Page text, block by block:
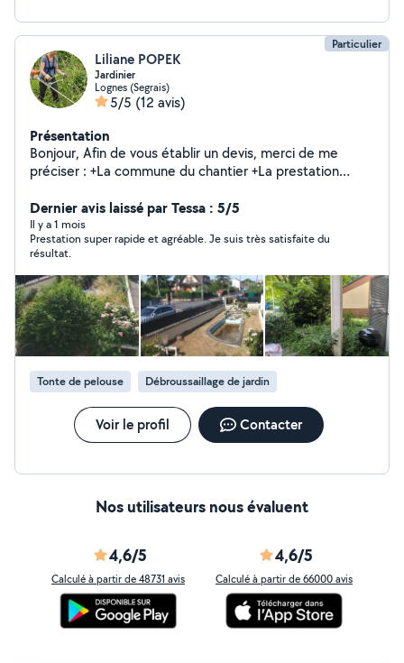
Particulier
Liliane POPEK
Jardinier
Lognes (Segrais)
5/5 (12 avis)
Présentation
Bonjour, Afin de vous établir un devis, merci de me
préciser : +La commune du chantier +La prestation
désherbage, pose de gazon en rouleau...etc.) +La
surface approximative du terrain (m²)o +La hauteur de
l'herbe ou de la végétation +La présence éventuelle de
ronces ou broussailles +Pour les haies : longueur, hauteur
approximative et s'il s'agit d'un entretien ou d'un
rabattage important +L'accessibilité du terrain
(possibilité de stationner à proximité du chantier,
stationnement gratuit ou payant, accès par portail,
escaliers, etc.) +Quelques photos du terrain ++Pour des
raisons de sécurité, aucun animal ne devra être présent
dans le jardin ++Si votre commune propose un service
de collecte des déchets verts gratuit, ceux-ci seront
laissés sur place pour être pris en charge par la
commune. Dans le cas contraire, merci de me préciser
50%credit d impôt.
Dernier avis laissé par Tessa : 5/5
Il y a 1 mois
Prestation super rapide et agréable. Je suis très satisfaite du
résultat.
Tonte de pelouse Débroussaillage de jardin
Voir le profil Contacter
Nos utilisateurs nous évaluent
4,6/5
Calculé à partir de 48731 avis
4,6/5
Calculé à partir de 66000 avis